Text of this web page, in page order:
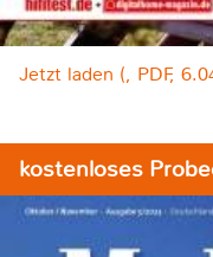
Jetzt laden (, PDF,
kostenloses